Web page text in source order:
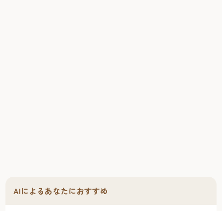
AIによるあなたにおすすめ